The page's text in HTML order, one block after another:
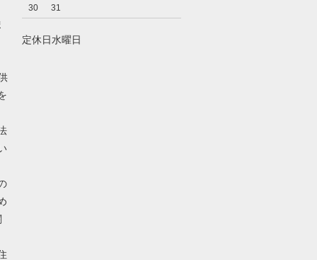
30
31
定休日水曜日